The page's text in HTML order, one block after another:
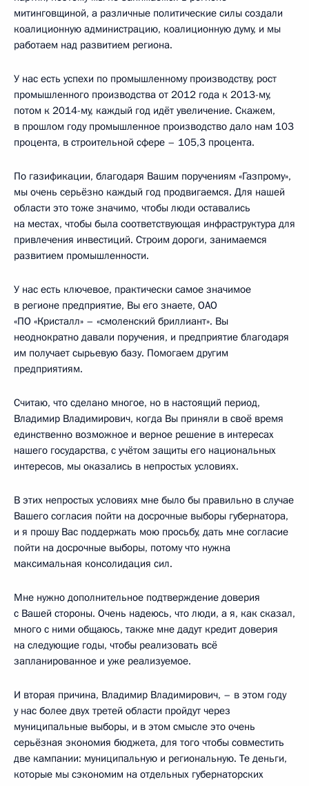
митинговщиной, а различные политические силы создали
коалиционную администрацию, коалиционную думу, и мы
работаем над развитием региона.
У нас есть успехи по промышленному производству, рост
промышленного производства от 2012 года к 2013-му,
потом к 2014-му, каждый год идёт увеличение. Скажем,
в прошлом году промышленное производство дало нам 103
процента, в строительной сфере – 105,3 процента.
По газификации, благодаря Вашим поручениям «Газпрому»,
мы очень серьёзно каждый год продвигаемся. Для нашей
области это тоже значимо, чтобы люди оставались
на местах, чтобы была соответствующая инфраструктура для
привлечения инвестиций. Строим дороги, занимаемся
развитием промышленности.
У нас есть ключевое, практически самое значимое
в регионе предприятие, Вы его знаете, ОАО
«ПО «Кристалл» – «смоленский бриллиант». Вы
неоднократно давали поручения, и предприятие благодаря
им получает сырьевую базу. Помогаем другим
предприятиям.
Считаю, что сделано многое, но в настоящий период,
Владимир Владимирович, когда Вы приняли в своё время
единственно возможное и верное решение в интересах
нашего государства, с учётом защиты его национальных
интересов, мы оказались в непростых условиях.
В этих непростых условиях мне было бы правильно в случае
Вашего согласия пойти на досрочные выборы губернатора,
и я прошу Вас поддержать мою просьбу, дать мне согласие
пойти на досрочные выборы, потому что нужна
максимальная консолидация сил.
Мне нужно дополнительное подтверждение доверия
с Вашей стороны. Очень надеюсь, что люди, а я, как сказал,
много с ними общаюсь, также мне дадут кредит доверия
на следующие годы, чтобы реализовать всё
запланированное и уже реализуемое.
И вторая причина, Владимир Владимирович, – в этом году
у нас более двух третей области пройдут через
муниципальные выборы, и в этом смысле это очень
серьёзная экономия бюджета, для того чтобы совместить
две кампании: муниципальную и региональную. Те деньги,
которые мы сэкономим на отдельных губернаторских